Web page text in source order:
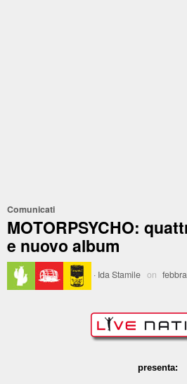
Comunicati
MOTORPSYCHO:
e nuovo album
· Ida Stamile on
presenta: